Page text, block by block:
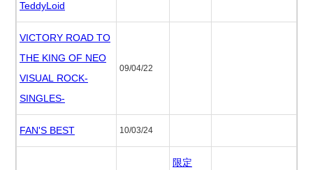
TeddyLoid
VICTORY ROAD TO
THE KING OF NEO
VISUAL ROCK-
SINGLES-
09/04/22
FAN'S BEST 10/03/24
限定